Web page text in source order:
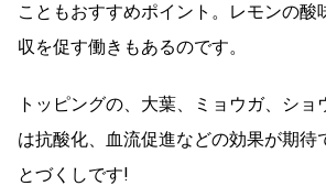
こともおすすめポイント。レモンの酸
収を促す働きもあるのです。
トッピングの、大葉、ミョウガ、シ
は抗酸化、血流促進などの効果が期待
とづくしです!